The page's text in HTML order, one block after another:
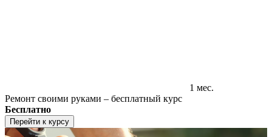
1 мес.
Ремонт своими руками – бесплатный курс
Бесплатно
Перейти к курсу